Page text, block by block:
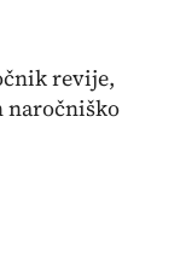
revije,
naročniško